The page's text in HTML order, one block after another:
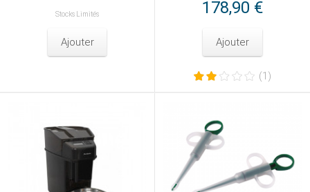
Stocks Limités
Ajouter
178,90 €
Ajouter
(1)